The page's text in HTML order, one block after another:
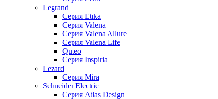
Legrand
Серия Etika
Серия Valena
Серия Valena Allure
Серия Valena Life
Quteo
Серия Inspiria
Lezard
Серия Mira
Schneider Electric
Серия Atlas Design